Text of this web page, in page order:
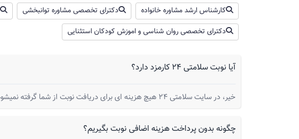
کارشناس ارشد مشاوره خانواده
دکترای تخصصی مشاوره توانبخشی
دکترای تخصصی روان شناسی و اموزش کودکان استثنایی
آیا نوبت سلامتی 24 کارمزد دارد؟
خیر، در سایت سلامتی 24 هیچ هزینه ای برای دریافت نوبت از شما گرفته نمیشود.
چگونه بدون پرداخت هزینه اضافی نوبت بگیریم؟